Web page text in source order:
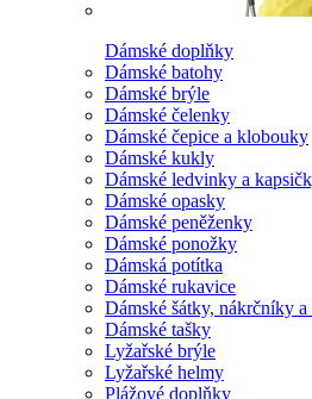
Dámské doplňky
Dámské batohy
Dámské brýle
Dámské čelenky
Dámské čepice a klobouky
Dámské kukly
Dámské ledvinky a
Dámské opasky
Dámské peněženky
Dámské ponožky
Dámská potítka
Dámské rukavice
Dámské šátky, nákrčníky a
Dámské tašky
Lyžařské brýle
Lyžařské helmy
Plážové doplňky